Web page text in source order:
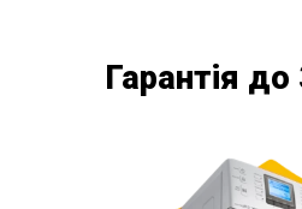
Гарантія до